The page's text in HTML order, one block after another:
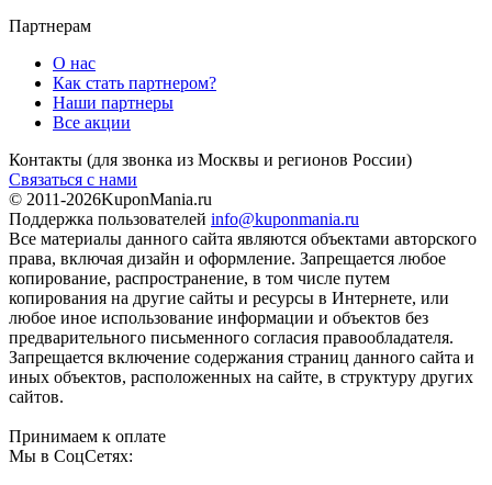
Партнерам
О нас
Как стать партнером?
Наши партнеры
Все акции
Контакты (для звонка из Москвы и регионов России)
Связаться с нами
© 2011-2026KuponMania.ru
Поддержка пользователей info@kuponmania.ru
Все материалы данного сайта являются объектами авторского
права, включая дизайн и оформление. Запрещается любое
копирование, распространение, в том числе путем
копирования на другие сайты и ресурсы в Интернете, или
любое иное использование информации и объектов без
предварительного письменного согласия правообладателя.
Запрещается включение содержания страниц данного сайта и
иных объектов, расположенных на сайте, в структуру других
сайтов.
Принимаем к оплате
Мы в СоцСетях: